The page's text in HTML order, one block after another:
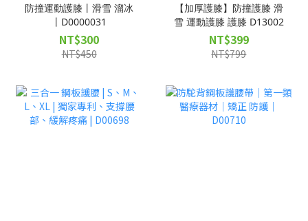
防撞運動護膝丨滑雪 溜冰
丨D0000031
NT$300
NT$450
【加厚護膝】防撞護膝 滑
雪 運動護膝 護膝 D13002
NT$399
NT$799